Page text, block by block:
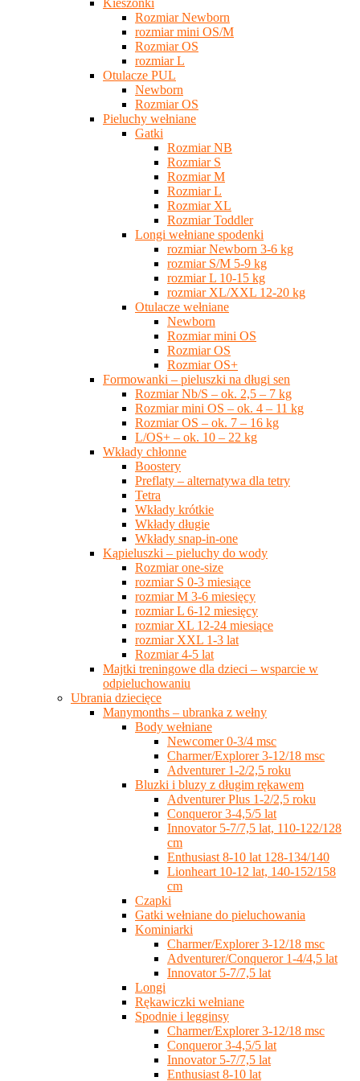
Rozmiar Newborn
rozmiar mini OS/M
Rozmiar OS
rozmiar L
Otulacze PUL
Newborn
Rozmiar OS
Pieluchy wełniane
Gatki
Rozmiar NB
Rozmiar S
Rozmiar M
Rozmiar L
Rozmiar XL
Rozmiar Toddler
Longi wełniane spodenki
rozmiar Newborn 3-6 kg
rozmiar S/M 5-9 kg
rozmiar L 10-15 kg
rozmiar XL/XXL 12-20 kg
Otulacze wełniane
Newborn
Rozmiar mini OS
Rozmiar OS
Rozmiar OS+
Formowanki – pieluszki na długi sen
Rozmiar Nb/S – ok. 2,5 – 7 kg
Rozmiar mini OS – ok. 4 – 11 kg
Rozmiar OS – ok. 7 – 16 kg
L/OS+ – ok. 10 – 22 kg
Wkłady chłonne
Boostery
Preflaty – alternatywa dla tetry
Tetra
Wkłady krótkie
Wkłady długie
Wkłady snap-in-one
Kąpieluszki – pieluchy do wody
Rozmiar one-size
rozmiar S 0-3 miesiące
rozmiar M 3-6 miesięcy
rozmiar L 6-12 miesięcy
rozmiar XL 12-24 miesiące
rozmiar XXL 1-3 lat
Rozmiar 4-5 lat
Majtki treningowe dla dzieci – wsparcie w
odpieluchowaniu
Ubrania dziecięce
Manymonths – ubranka z wełny
Body wełniane
Newcomer 0-3/4 msc
Charmer/Explorer 3-12/18 msc
Adventurer 1-2/2,5 roku
Bluzki i bluzy z długim rękawem
Adventurer Plus 1-2/2,5 roku
Conqueror 3-4,5/5 lat
Innovator 5-7/7,5 lat, 110-122/128
cm
Enthusiast 8-10 lat 128-134/140
Lionheart 10-12 lat, 140-152/158
cm
Czapki
Gatki wełniane do pieluchowania
Kominiarki
Charmer/Explorer 3-12/18 msc
Adventurer/Conqueror 1-4/4,5 lat
Innovator 5-7/7,5 lat
Longi
Rękawiczki wełniane
Spodnie i legginsy
Charmer/Explorer 3-12/18 msc
Conqueror 3-4,5/5 lat
Innovator 5-7/7,5 lat
Enthusiast 8-10 lat